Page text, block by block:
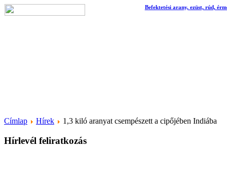
Befektetési arany, ezüst, rúd,
Címlap Hírek 1,3 kiló aranyat csempészett a cipőjében Indiába
Hírlevél feliratkozás